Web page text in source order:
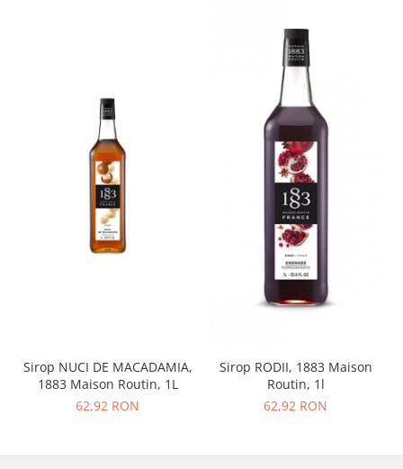
Sirop NUCI DE MACADAMIA,
1883 Maison Routin, 1L
62,92 RON
Sirop RODII, 1883 Maison
Routin, 1l
62,92 RON